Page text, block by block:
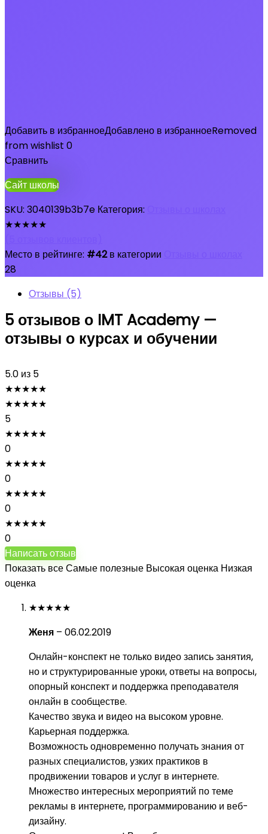
Добавить в избранноеДобавлено в избранноеRemoved
from wishlist 0
Сравнить
Сайт школы
SKU: 3040139b3b7e Категория:
★★★★★
Место в рейтинге: #42в категории
28
Отзывы (5)
5 отзывов о IMT Academy —
отзывы о курсах и обучении
5.0 из 5
★★★★★
★★★★★
5
★★★★★
0
★★★★★
0
★★★★★
0
★★★★★
0
Написать отзыв
Показать всеСамые полезные Высокая оценка Низкая
оценка
★★★★★
Женя – 06.02.2019
Онлайн-конспект не только видео запись занятия,
но и структурированные уроки, ответы на вопросы,
опорный конспект и поддержка преподавателя
онлайн в сообществе.
Качество звука и видео на высоком уровне.
Карьерная поддержка.
Возможность одновременно получать знания от
разных специалистов, узких практиков в
продвижении товаров и услуг в интернете.
Множество интересных мероприятий по теме
рекламы в интернете, программированию и веб-
дизайну.